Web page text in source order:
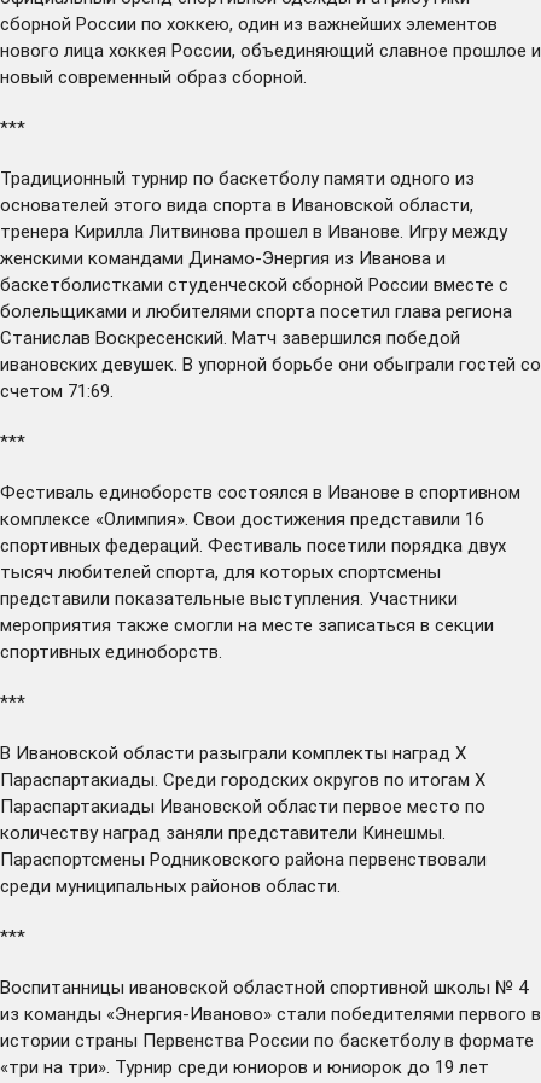
сборной России по хоккею, один из важнейших элементов
нового лица хоккея России, объединяющий славное прошлое и
новый современный образ сборной.
***
Традиционный турнир по баскетболу памяти одного из
основателей этого вида спорта в Ивановской области,
тренера Кирилла Литвинова прошел в Иванове. Игру между
женскими командами Динамо-Энергия из Иванова и
баскетболистками студенческой сборной России вместе с
болельщиками и любителями спорта посетил глава региона
Станислав Воскресенский. Матч завершился победой
ивановских девушек. В упорной борьбе они обыграли гостей со
счетом 71:69.
***
Фестиваль единоборств состоялся в Иванове в спортивном
комплексе «Олимпия». Свои достижения представили 16
спортивных федераций. Фестиваль посетили порядка двух
тысяч любителей спорта, для которых спортсмены
представили показательные выступления. Участники
мероприятия также смогли на месте записаться в секции
спортивных единоборств.
***
В Ивановской области разыграли комплекты наград Х
Параспартакиады. Среди городских округов по итогам Х
Параспартакиады Ивановской области первое место по
количеству наград заняли представители Кинешмы.
Параспортсмены Родниковского района первенствовали
среди муниципальных районов области.
***
Воспитанницы ивановской областной спортивной школы № 4
из команды «Энергия-Иваново» стали победителями первого в
истории страны Первенства России по баскетболу в формате
«три на три». Турнир среди юниоров и юниорок до 19 лет